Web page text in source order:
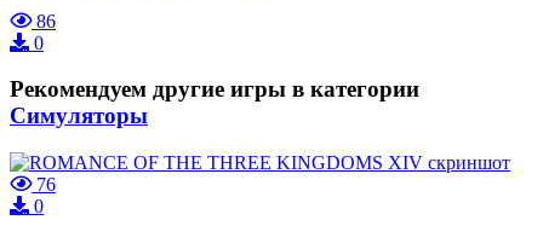
86
0
Рекомендуем другие игры в категории
Симуляторы
76
0